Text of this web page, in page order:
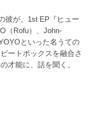
彼が、1st EP『ヒュー
（Rofu）、John-
といった名うての
ートボックスを融合さ
才能に、話を聞く。